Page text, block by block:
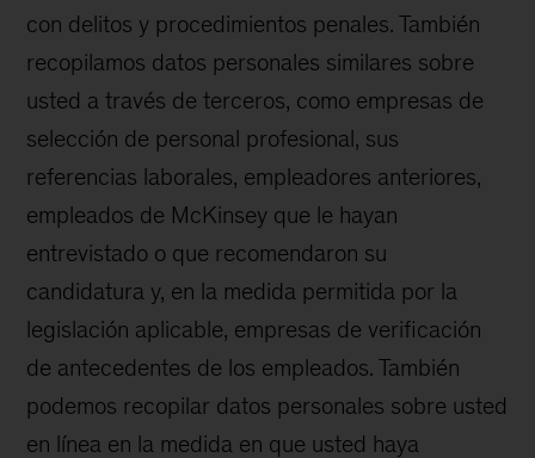
con delitos y procedimientos penales. También
recopilamos datos personales similares sobre
usted a través de terceros, como empresas de
selección de personal profesional, sus
referencias laborales, empleadores anteriores,
empleados de McKinsey que le hayan
entrevistado o que recomendaron su
candidatura y, en la medida permitida por la
legislación aplicable, empresas de verificación
de antecedentes de los empleados. También
podemos recopilar datos personales sobre usted
en línea en la medida en que usted haya